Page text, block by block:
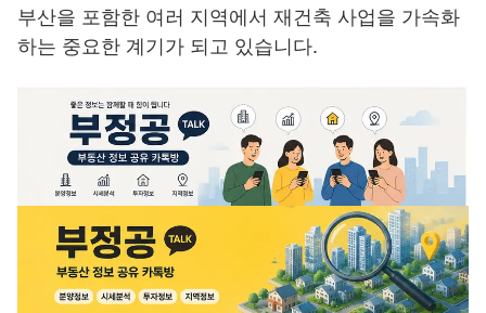
부산을 포함한 여러 지역에서 재건축 사업을 가속화
하는 중요한 계기가 되고 있습니다.